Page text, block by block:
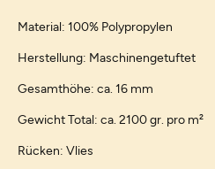
Material: 100% Polypropylen
Herstellung: Maschinengetuftet
Gesamthöhe: ca. 16 mm
Gewicht Total: ca. 2100 gr. pro m²
Rücken: Vlies